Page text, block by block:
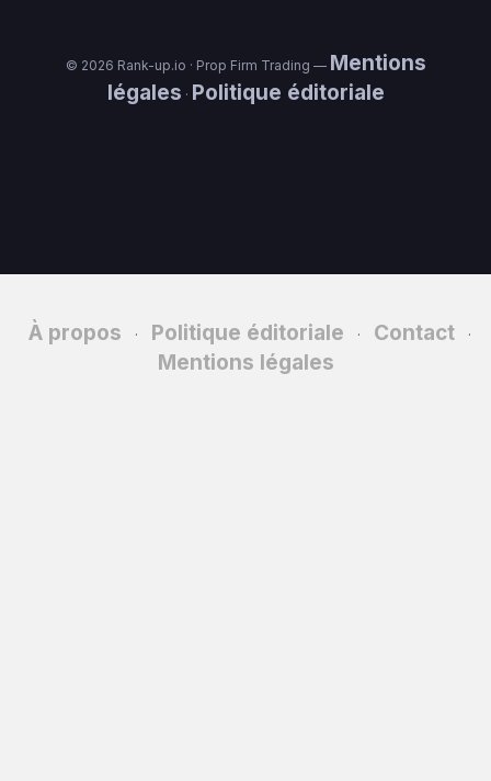
© 2026 Rank-up.io · Prop Firm Trading — Mentions
légales · Politique éditoriale
À propos · Politique éditoriale · Contact ·
Mentions légales